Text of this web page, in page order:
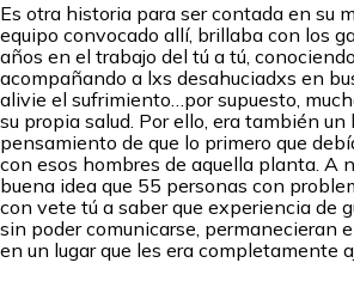
Es otra historia para ser contada en su
equipo convocado allí, brillaba con los
años en el trabajo del tú a tú,
acompañando a lxs desahuciadxs en
alivie el sufrimiento…por supuesto,
su propia salud. Por ello, era también un
pensamiento de que lo primero que
con esos hombres de aquella planta. A
buena idea que 55 personas con
con vete tú a saber que experiencia de
sin poder comunicarse, permanecieran
en un lugar que les era completamente